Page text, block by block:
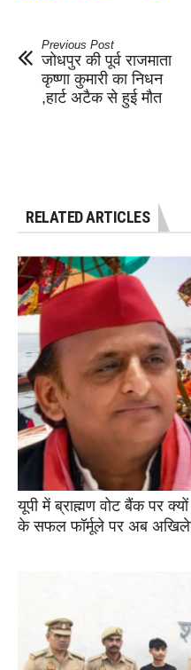
Previous Post
जोधपुर की पूर्व राजमाता
कृष्णा कुमारी का निधन
,हार्ट अटैक से हुई मौत
RELATED ARTICLES
यूपी में ब्राह्मण वोट बैंक पर
के सफल फॉर्मूले पर अब